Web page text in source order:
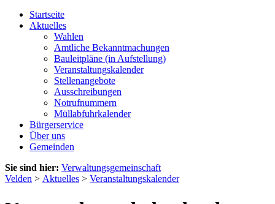
Startseite
Aktuelles
Wahlen
Amtliche Bekanntmachungen
Bauleitpläne (in Aufstellung)
Veranstaltungskalender
Stellenangebote
Ausschreibungen
Notrufnummern
Müllabfuhrkalender
Bürgerservice
Über uns
Gemeinden
Sie sind hier: Verwaltungsgemeinschaft
Velden > Aktuelles > Veranstaltungskalender